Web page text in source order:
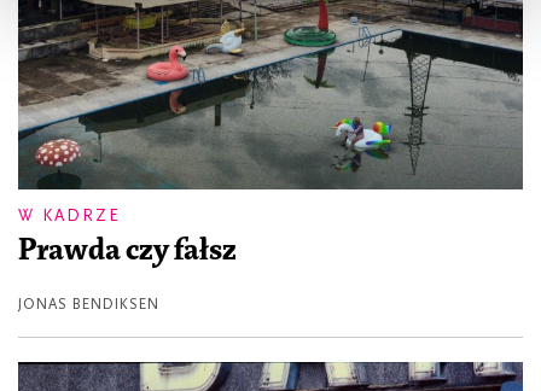
W KADRZE
Prawda czy fałsz
JONAS BENDIKSEN